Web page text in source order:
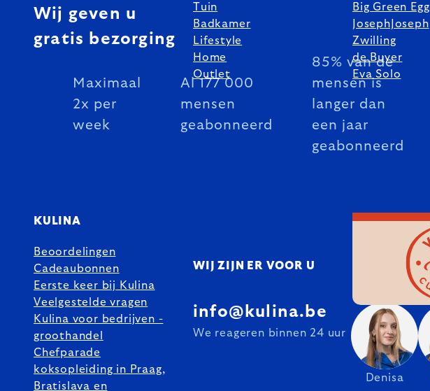
Wij geven u
gratis bezorging
Maximaal
2x per
week
Al 177 000
mensen
geabonneerd
85% van de
mensen is
langer dan
een jaar
geabonneerd
Tuin
Badkamer
Lifestyle
Home
Outlet
Big Green Egg
JosephJoseph
Zwilling
de Buyer
Eva Solo
KULINA
Beoordelingen
Cadeaubonnen
Eerste keer bij Kulina
Veelgestelde vragen
Kulina voor bedrijven -
groothandel
Chefparade
koksopleiding in Praag,
Bratislava en
WIJ ZIJN ER VOOR U
Denisa
info@kulina.be
We reageren binnen 24 uur